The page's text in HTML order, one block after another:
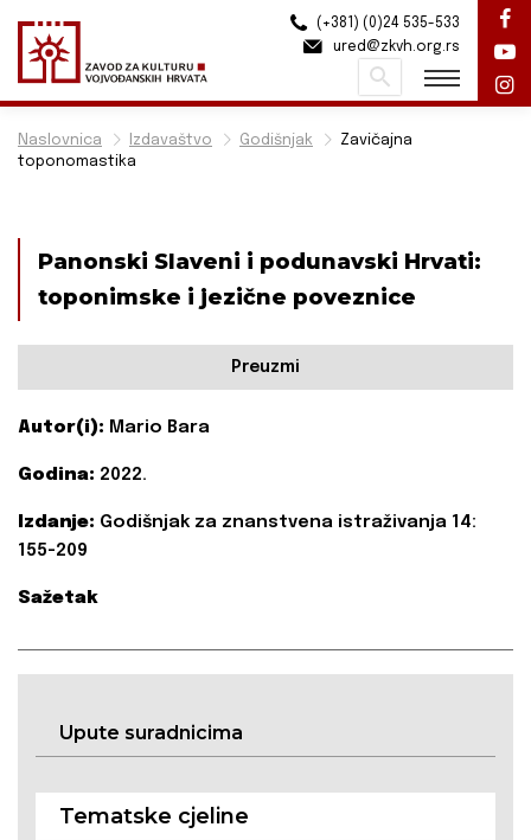
Naslovnica Izdavaštvo Godišnjak
Zavičajna
toponomastika
Panonski Slaveni i podunavski Hrvati:
toponimske i jezične poveznice
Preuzmi
Autor(i): Mario Bara
Godina: 2022.
Izdanje: Godišnjak za znanstvena istraživanja 14:
155-209
Sažetak
Upute suradnicima
Tematske cjeline
(+381) (0)24 535-533
ured@zkvh.org.rs
Pretraži